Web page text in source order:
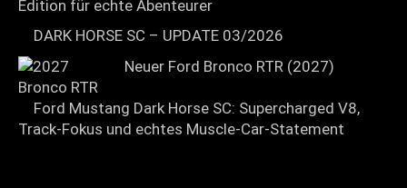
Edition für echte Abenteurer
DARK HORSE SC – UPDATE 03/2026
Neuer Ford Bronco RTR (2027)
Ford Mustang Dark Horse SC: Supercharged V8,
Track-Fokus und echtes Muscle-Car-Statement